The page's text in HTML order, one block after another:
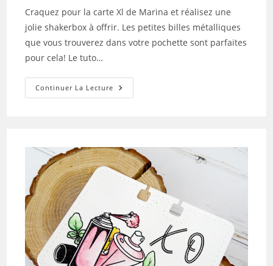
la
publication :
Craquez pour la carte Xl de Marina et réalisez une
jolie shakerbox à offrir. Les petites billes métalliques
que vous trouverez dans votre pochette sont parfaites
pour cela! Le tuto…
Continuer La Lecture Tuto
N°3
2023
Par
Marina
Ruzarovska:
La
Shakerbox